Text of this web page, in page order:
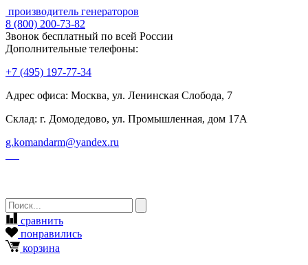
производитель генераторов
8 (800) 200-73-82
Звонок бесплатный по всей России
Дополнительные телефоны:
+7 (495) 197-77-34
Адрес офиса: Москва, ул. Ленинская Слобода, 7
Склад: г. Домодедово, ул. Промышленная, дом 17А
g.komandarm@yandex.ru
сравнить
понравились
корзина